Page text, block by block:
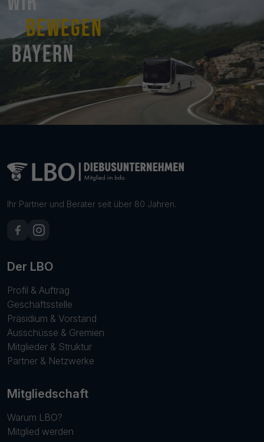
bewegen
Bayern
Ihr Partner und Berater seit über 80 Jahren.
Der LBO
Profil & Auftrag
Geschäftsstelle
Präsidium & Vorstand
Ausschüsse & Gremien
Mitglieder & Struktur
Partner & Netzwerke
Mitgliedschaft
Warum LBO?
Mitglied werden